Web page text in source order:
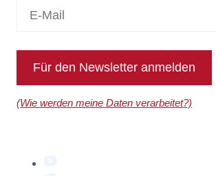
Für den Newsletter anmelden
(Wie werden meine Daten verarbeitet?)